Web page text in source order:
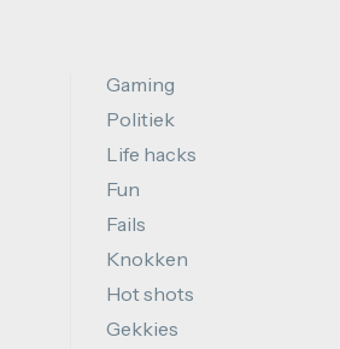
Gaming
Politiek
Life hacks
Fun
Fails
Knokken
Hot shots
Gekkies